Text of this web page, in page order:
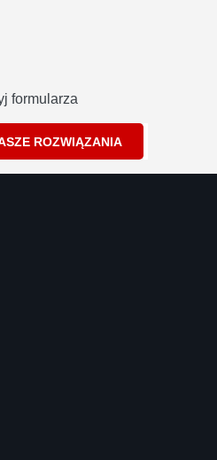
formularza
ROZWIĄZANIA